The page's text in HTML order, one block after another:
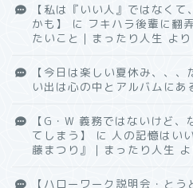
【私は『いい人』ではなく
かも】
に フキハラ後輩に翻
たいこと｜まったり人生 より
【今日は楽しい夏休み、、、
い出は心の中とアルバムにあ
【G・W 義務ではないけど
てしまう】
に 人の記憶はい
藤まつり』｜まったり人生
【ハローワーク説明会・とう